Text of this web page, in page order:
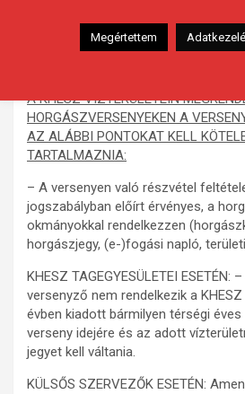
bajnokságra,
A KHESZ VÍZTERÜLETEIN
HORGÁSZVERSENYEKEN A
AZ ALÁBBI PONTOKAT KELL
TARTALMAZNIA:
– A versenyen való részvétel
jogszabályban előírt érvényes, a
okmányokkal rendelkezzen
horgászjegy, (e-)fogási napló,
KHESZ TAGEGYESÜLETEI ESETÉN:
versenyző nem rendelkezik a
évben kiadott bármilyen térségi éves
verseny idejére és az adott
jegyet kell váltania.
KÜLSŐS SZERVEZŐK ESETÉN:
Megértettem